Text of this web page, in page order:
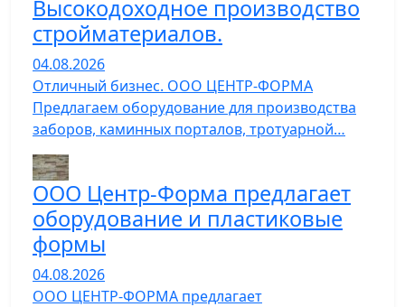
Высокодоходное производство
стройматериалов.
04.08.2026
Отличный бизнес. ООО ЦЕНТР-ФОРМА
Предлагаем оборудование для производства
заборов, каминных порталов, тротуарной…
ООО Центр-Форма предлагает
оборудование и пластиковые
формы
04.08.2026
ООО ЦЕНТР-ФОРМА предлагает